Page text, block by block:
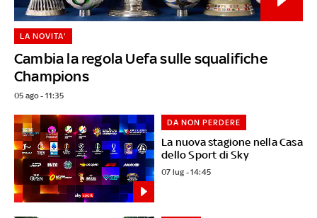
Cambia la regola Uefa sulle squalifiche
Champions
LA NOVITA'
05 ago - 11:35
La nuova stagione nella Casa
dello Sport di Sky
DA NON PERDERE
07 lug - 14:45